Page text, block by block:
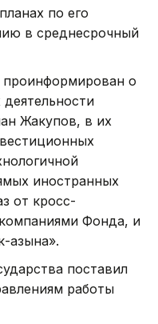
по его
в среднесрочный
проинформирован о
Жакупов, в их
иностранных
от кросс-
Фонда, и
поставил
работы